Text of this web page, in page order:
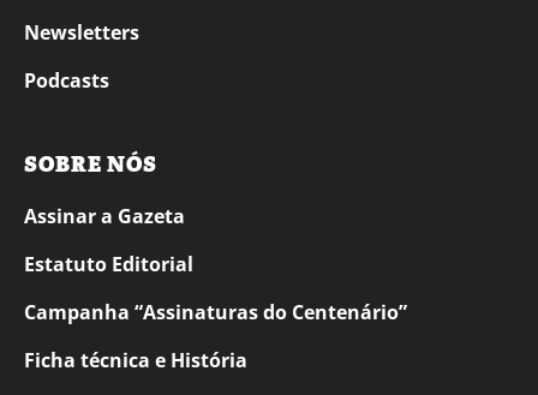
Newsletters
Podcasts
SOBRE NÓS
Assinar a Gazeta
Estatuto Editorial
Campanha “Assinaturas do Centenário”
Ficha técnica e História